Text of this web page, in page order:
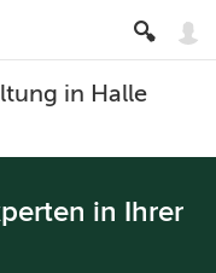
in Halle
in Ihrer